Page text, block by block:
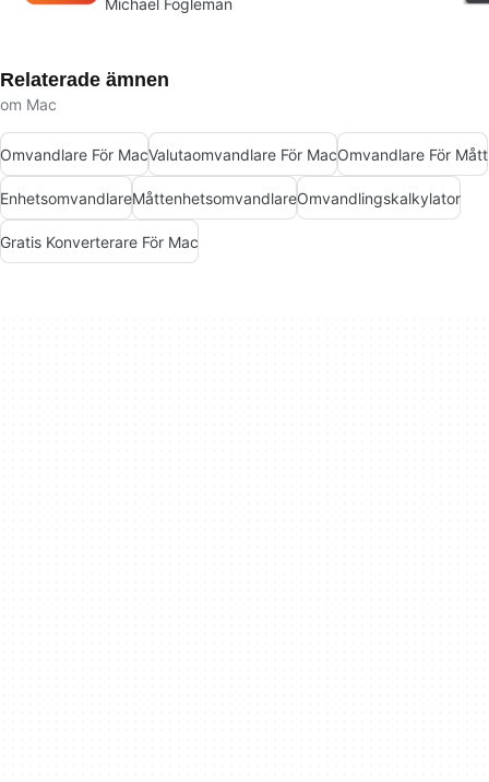
Michael Fogleman
Relaterade ämnen
om Mac
Omvandlare För MacValutaomvandlare För MacOmvandlare För Mått
EnhetsomvandlareMåttenhetsomvandlareOmvandlingskalkylator
Gratis Konverterare För Mac